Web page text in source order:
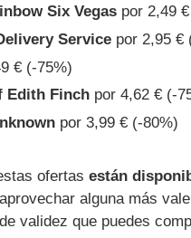
Six Vegas por 2,49
Service por 2,95 €
€ (-75%)
Edith Finch por 4,62 € (-
por 3,99 € (-80%)
ofertas están
alguna más
validez que puedes